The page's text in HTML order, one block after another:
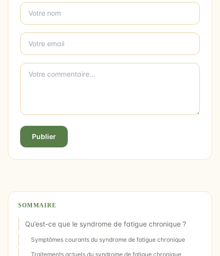
Publier
SOMMAIRE
Qu’est-ce que le syndrome de fatigue chronique ?
Symptômes courants du syndrome de fatigue chronique
Traitements actuels du syndrome de fatigue chronique